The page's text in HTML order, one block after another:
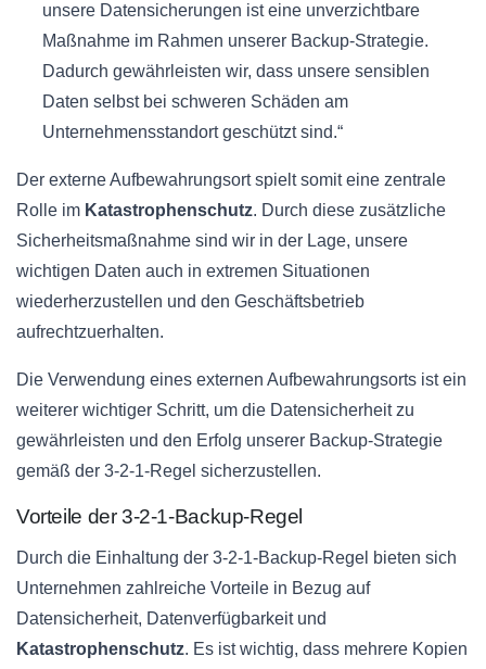
unsere Datensicherungen ist eine unverzichtbare
Maßnahme im Rahmen unserer Backup-Strategie.
Dadurch gewährleisten wir, dass unsere sensiblen
Daten selbst bei schweren Schäden am
Unternehmensstandort geschützt sind.“
Der externe Aufbewahrungsort spielt somit eine zentrale
Rolle im Katastrophenschutz. Durch diese zusätzliche
Sicherheitsmaßnahme sind wir in der Lage, unsere
wichtigen Daten auch in extremen Situationen
wiederherzustellen und den Geschäftsbetrieb
aufrechtzuerhalten.
Die Verwendung eines externen Aufbewahrungsorts ist ein
weiterer wichtiger Schritt, um die Datensicherheit zu
gewährleisten und den Erfolg unserer Backup-Strategie
gemäß der 3-2-1-Regel sicherzustellen.
Vorteile der 3-2-1-Backup-Regel
Durch die Einhaltung der 3-2-1-Backup-Regel bieten sich
Unternehmen zahlreiche Vorteile in Bezug auf
Datensicherheit, Datenverfügbarkeit und
Katastrophenschutz. Es ist wichtig, dass mehrere Kopien